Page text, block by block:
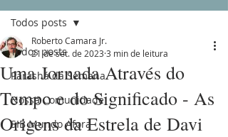
Todos posts
Parashá da Semana
Nossa Comunidade
SIB Mundo Afora
Todos posts
Uma Jornada Através do
Tempo e do Significado - As
Origens da Estrela de Davi
Roberto Camara Jr.
21 de set. de 2023 3 min de leitura